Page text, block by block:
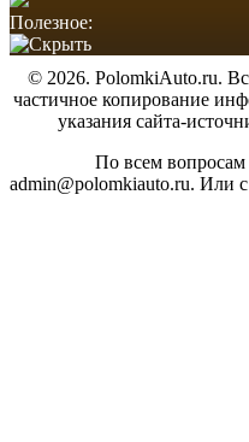
Полезное:
© 2026. PolomkiAuto.ru.
частичное копирование
указания сайта-
По всем вопросам
admin@polomkiauto.ru. Или